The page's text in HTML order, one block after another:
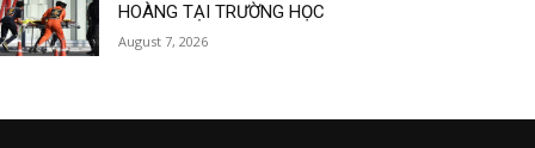
HOÀNG TẠI TRƯỜNG HỌC
August 7, 2026